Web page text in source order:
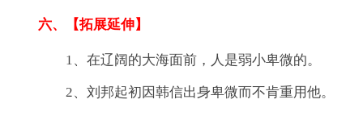
六、【拓展延伸】
1、在辽阔的大海面前，人是弱小卑微的。
2、刘邦起初因韩信出身卑微而不肯重用他。